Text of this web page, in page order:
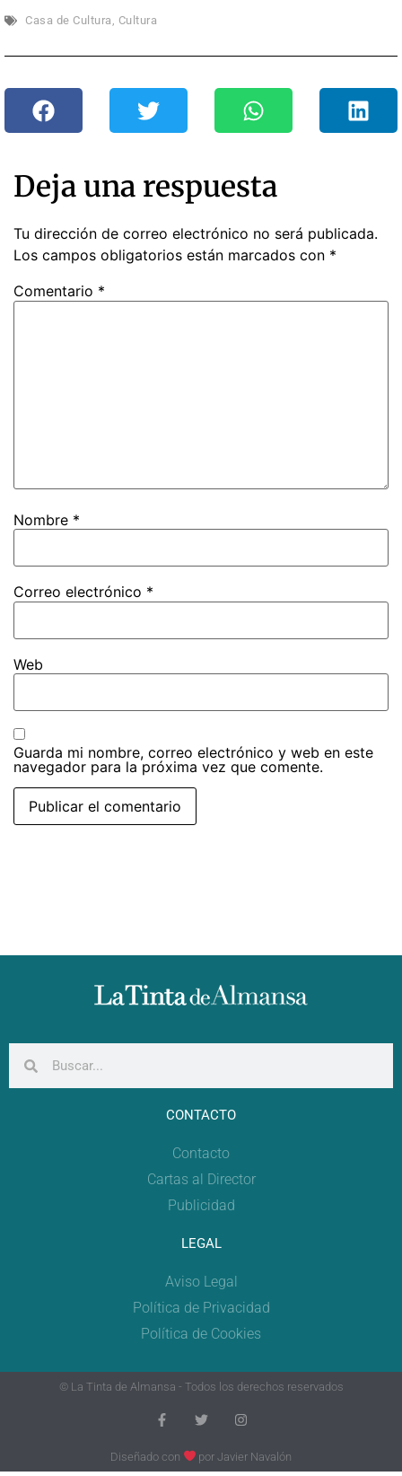
Casa de Cultura , Cultura
Deja una respuesta
Tu dirección de correo electrónico no será publicada.
Los campos obligatorios están marcados con *
Comentario *
Nombre *
Correo electrónico *
Web
Guarda mi nombre, correo electrónico y web en este
navegador para la próxima vez que comente.
CONTACTO
Contacto
Cartas al Director
Publicidad
LEGAL
Aviso Legal
Política de Privacidad
Política de Cookies
© La Tinta de Almansa - Todos los derechos reservados
Diseñado con porJavier Navalón